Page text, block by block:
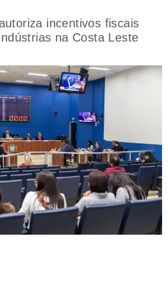
incentivos fiscais
na Costa Leste